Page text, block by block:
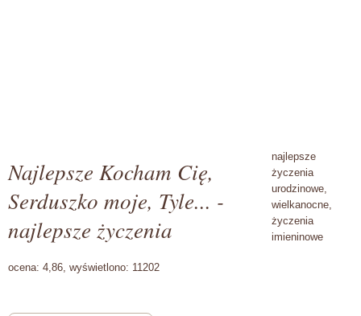
Najlepsze Kocham Cię,
Serduszko moje, Tyle... -
najlepsze życzenia
ocena: 4,86, wyświetlono: 11202
najlepsze
życzenia
urodzinowe,
wielkanocne,
życzenia
imieninowe